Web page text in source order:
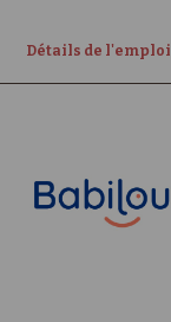
Détails de l'emploi